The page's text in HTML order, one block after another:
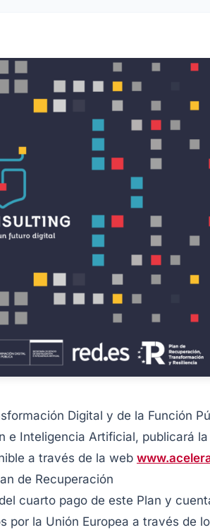
Digital y de la Función
e Inteligencia Artificial, publicará la
a través de la web
de Recuperación
cuarto pago de este Plan y
por la Unión Europea a través de